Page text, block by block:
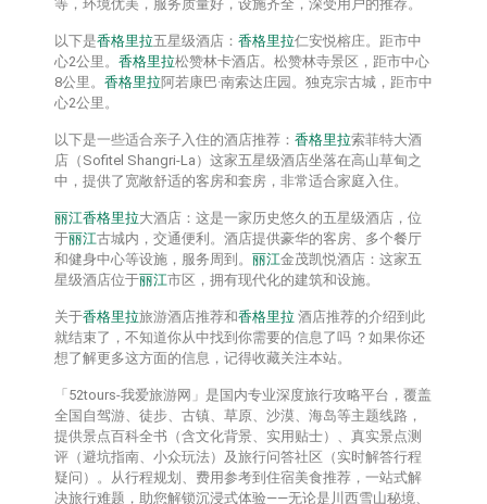
等，环境优美，服务质量好，设施齐全，深受用户的推荐。
以下是香格里拉五星级酒店： 香格里拉仁安悦榕庄。距市中
心2公里。 香格里拉松赞林卡酒店。松赞林寺景区，距市中心
8公里。 香格里拉阿若康巴·南索达庄园。独克宗古城，距市中
心2公里。
以下是一些适合亲子入住的酒店推荐： 香格里拉索菲特大酒
店（Sofitel Shangri-La）这家五星级酒店坐落在高山草甸之
中，提供了宽敞舒适的客房和套房，非常适合家庭入住。
丽江香格里拉大酒店：这是一家历史悠久的五星级酒店，位
于丽江古城内，交通便利。酒店提供豪华的客房、多个餐厅
和健身中心等设施，服务周到。 丽江金茂凯悦酒店：这家五
星级酒店位于丽江市区，拥有现代化的建筑和设施。
关于香格里拉旅游酒店推荐和香格里拉 酒店推荐的介绍到此
就结束了，不知道你从中找到你需要的信息了吗 ？如果你还
想了解更多这方面的信息，记得收藏关注本站。
「52tours-我爱旅游网」是国内专业深度旅行攻略平台，覆盖
全国自驾游、徒步、古镇、草原、沙漠、海岛等主题线路，
提供‌景点百科全书‌（含文化背景、实用贴士）、‌真实景点测
评‌（避坑指南、小众玩法）及‌旅行问答社区‌（实时解答行程
疑问）。从行程规划、费用参考到住宿美食推荐，一站式解
决旅行难题，助您解锁沉浸式体验——无论是川西雪山秘境、